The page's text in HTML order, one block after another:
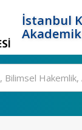
İstanbul